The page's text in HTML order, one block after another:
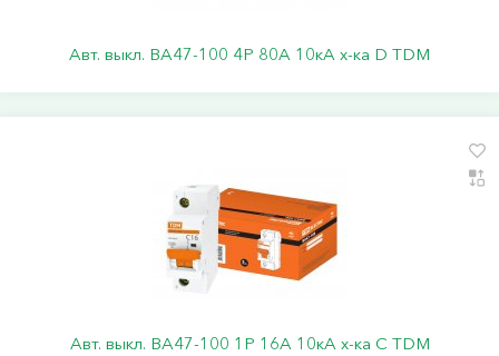
Авт. выкл. ВА47-100 4Р 80А 10кА х-ка D TDM
Авт. выкл. ВА47-100 1Р 16А 10кА х-ка С TDM